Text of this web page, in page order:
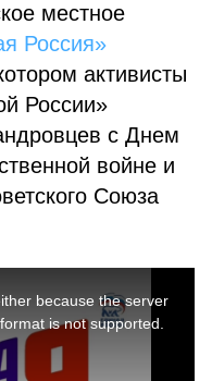
местное
Россия»
активисты
России»
с Днем
войне и
Союза
because the server
is not supported.